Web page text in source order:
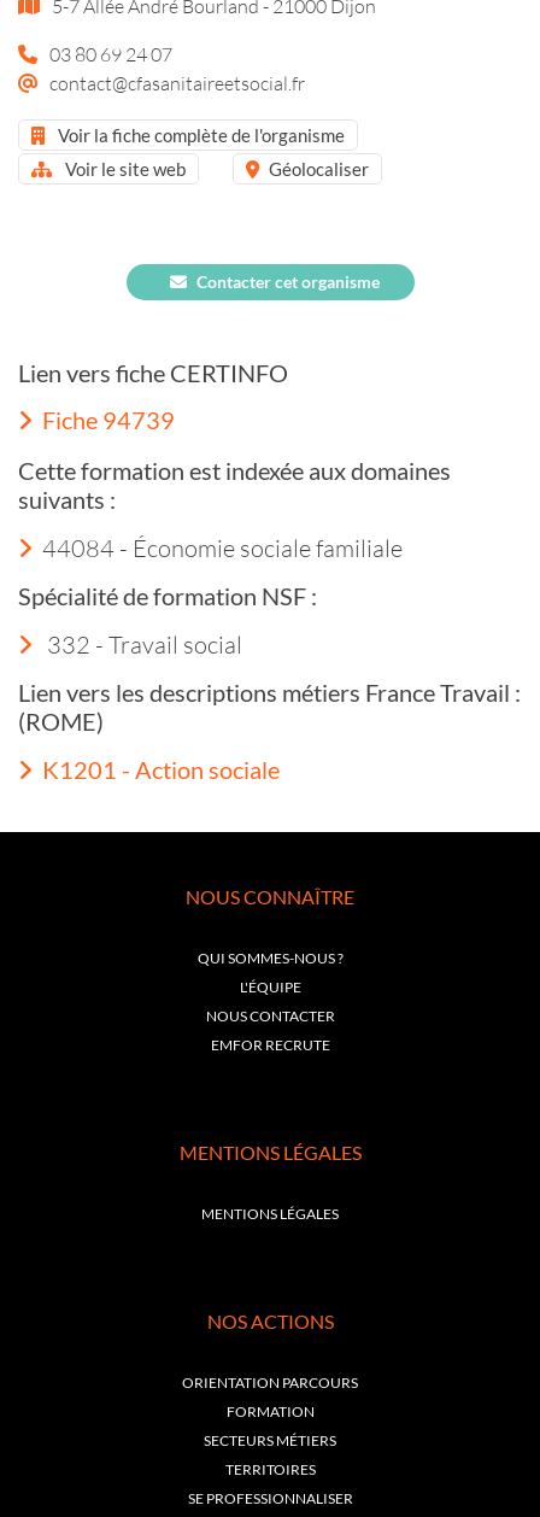
5-7 Allée André Bourland - 21000 Dijon
03 80 69 24 07
contact@cfasanitaireetsocial.fr
Voir la fiche complète de l'organisme
Voir le site web
Géolocaliser
Contacter cet organisme
Lien vers fiche CERTINFO
Fiche 94739
Cette formation est indexée aux domaines
suivants :
44084 - Économie sociale familiale
Spécialité de formation NSF :
332 - Travail social
Lien vers les descriptions métiers France Travail :
(ROME)
K1201 - Action sociale
NOUS CONNAÎTRE
QUI SOMMES-NOUS ?
L'ÉQUIPE
NOUS CONTACTER
EMFOR RECRUTE
MENTIONS LÉGALES
MENTIONS LÉGALES
NOS ACTIONS
ORIENTATION PARCOURS
FORMATION
SECTEURS MÉTIERS
TERRITOIRES
SE PROFESSIONNALISER